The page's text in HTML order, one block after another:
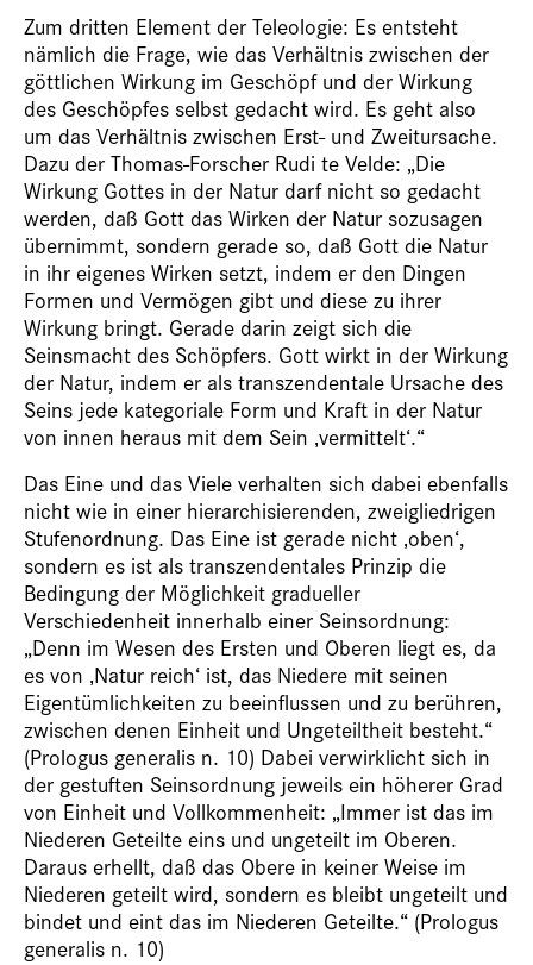
Zum dritten Element der Teleologie: Es entsteht
nämlich die Frage, wie das Verhältnis zwischen der
göttlichen Wirkung im Geschöpf und der Wirkung
des Geschöpfes selbst gedacht wird. Es geht also
um das Verhältnis zwischen Erst- und Zweitursache.
Dazu der Thomas-Forscher Rudi te Velde: „Die
Wirkung Gottes in der Natur darf nicht so gedacht
werden, daß Gott das Wirken der Natur sozusagen
übernimmt, sondern gerade so, daß Gott die Natur
in ihr eigenes Wirken setzt, indem er den Dingen
Formen und Vermögen gibt und diese zu ihrer
Wirkung bringt. Gerade darin zeigt sich die
Seinsmacht des Schöpfers. Gott wirkt in der Wirkung
der Natur, indem er als transzendentale Ursache des
Seins jede kategoriale Form und Kraft in der Natur
von innen heraus mit dem Sein ‚vermittelt‘.“
Das Eine und das Viele verhalten sich dabei ebenfalls
nicht wie in einer hierarchisierenden, zweigliedrigen
Stufenordnung. Das Eine ist gerade nicht ‚oben‘,
sondern es ist als transzendentales Prinzip die
Bedingung der Möglichkeit gradueller
Verschiedenheit innerhalb einer Seinsordnung:
„Denn im Wesen des Ersten und Oberen liegt es, da
es von ‚Natur reich‘ ist, das Niedere mit seinen
Eigentümlichkeiten zu beeinflussen und zu berühren,
zwischen denen Einheit und Ungeteiltheit besteht.“
(Prologus generalis n. 10) Dabei verwirklicht sich in
der gestuften Seinsordnung jeweils ein höherer Grad
von Einheit und Vollkommenheit: „Immer ist das im
Niederen Geteilte eins und ungeteilt im Oberen.
Daraus erhellt, daß das Obere in keiner Weise im
Niederen geteilt wird, sondern es bleibt ungeteilt und
bindet und eint das im Niederen Geteilte.“ (Prologus
generalis n. 10)